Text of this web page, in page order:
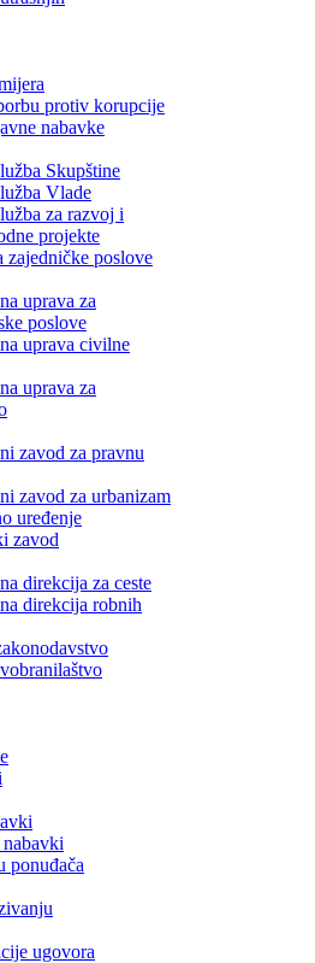
protiv korupcije
nabavke
Skupštine
Vlade
za razvoj i
projekte
zajedničke poslove
uprava za
poslove
uprava civilne
uprava za
zavod za pravnu
zavod za urbanizam
uređenje
zavod
direkcija za ceste
direkcija robnih
ponuđača
ugovora